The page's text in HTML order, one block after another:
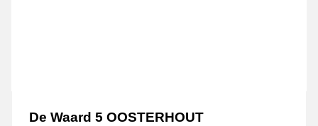
De Waard 5 OOSTERHOUT